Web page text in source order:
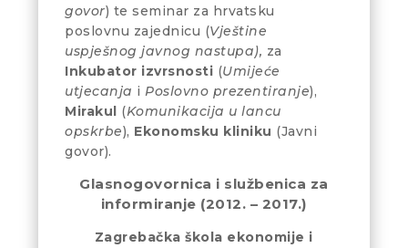
govor) te seminar za hrvatsku
poslovnu zajednicu (Vještine
uspješnog javnog nastupa), za
Inkubator izvrsnosti (Umijeće
utjecanja i Poslovno prezentiranje),
Mirakul (Komunikacija u lancu
opskrbe), Ekonomsku kliniku (Javni
govor).
Glasnogovornica i službenica za
informiranje (2012. – 2017.)
Zagrebačka škola ekonomije i